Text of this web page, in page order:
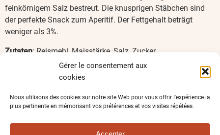
Gérer le consentement aux
cookies
Nous utilisons des cookies sur notre site Web pour vous offrir l'expérience la
plus pertinente en mémorisant vos préférences et vos visites répétées.
feinkörnigem Salz bestreut. Die knusprigen Stäbchen sind
der perfekte Snack zum Aperitif. Der Fettgehalt beträgt
weniger als 3%.
Zutaten: Reismehl, Maisstärke, Salz, Zucker,
Verdickungsmittel: Carboxy- methylcellulose, Guarkernmehl,
Akaziengummi; Sonnenblumenöl,
pulver, Emulgator: Mono-
Antioxidationsmittel: tocopherolreicher Extrakt;
Säureregulator: Natriumhydroxid.Kann Spuren von Sesam
enthalten.